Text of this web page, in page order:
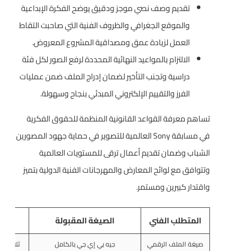
تقديم وصف نصي موجز ودقيق يوضح الفكرة الإبداعية
والموقع الجغرافي والظروف الفنية التي صاحبت التقاط
العمل لزيادة عمق ومصداقية المشروع المعروض.
الالتزام بالمواعيد النهائية المحددة لرفع الصور لكل فئة
دراسية وتجنب التأخير لضمان إدراج الملف ضمن عمليات
الفرز والتقييم الإلكتروني المبدئي بنجاح وسهولة.
تساهم معرفة القواعد القانونية المنظمة للحقوق الفكرية
في مسابقة Sony العالمية للتصوير في حماية جهود المصورين
الشباب وضمان تقديم أعمال ترقى للمستويات العالمية
وتتوافق مع لوائح المعارض والمهرجانات الفنية الدولية بتميز
واقتدار كبيرين ومستمر.
المتطلب الفني الصيغة المقبولة
صيغة الملف الرقمي جيه بي إي جي بالكامل